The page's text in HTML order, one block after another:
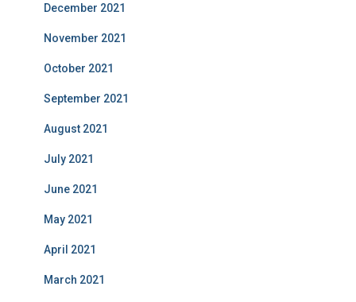
December 2021
November 2021
October 2021
September 2021
August 2021
July 2021
June 2021
May 2021
April 2021
March 2021